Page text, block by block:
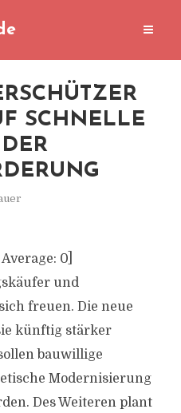
SCHNELLE
Average: 0]
und
freuen. Die neue
künftig stärker
bauwillige
Modernisierung
Des Weiteren plant